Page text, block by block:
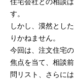
す。
しかし、漠然とし
りかねません。
今回は、注文住宅
焦点を当て、相談
問リスト、さらに